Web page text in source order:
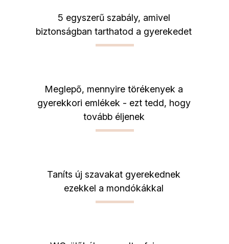
5 egyszerű szabály, amivel
biztonságban tarthatod a gyerekedet
Meglepő, mennyire törékenyek a
gyerekkori emlékek - ezt tedd, hogy
tovább éljenek
Taníts új szavakat gyerekednek
ezekkel a mondókákkal